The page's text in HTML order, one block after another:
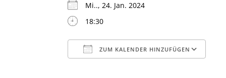
Mi.., 24. Jan. 2024
18:30
ZUM KALENDER HINZUFÜGEN